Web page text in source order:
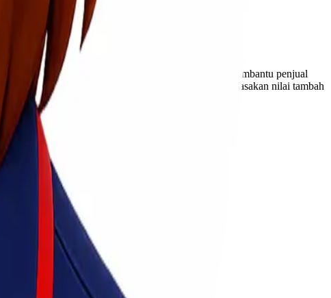
personalisasi untuk konsumen, sementara membantu penjual
pemesanan yang baik, kedua belah pihak dapat merasakan nilai tambah